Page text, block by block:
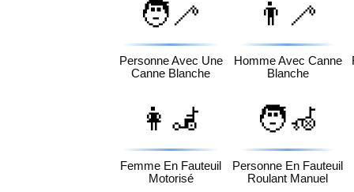
🧑‍🦯
Personne Avec Une
Canne Blanche
👨‍🦯
Homme Avec Canne
Blanche
👩‍🦼
Femme En Fauteuil
Motorisé
🧑‍🦽
Personne En Fauteuil
Roulant Manuel